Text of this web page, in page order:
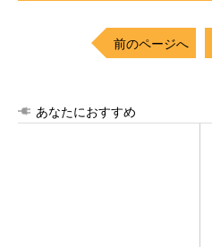
前のページへ
あなたにおすすめ